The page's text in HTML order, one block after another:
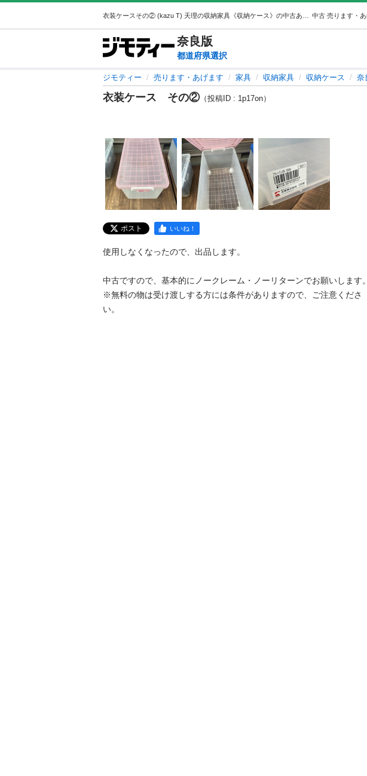
中古 売ります・
奈良版
都道府県選択
ジモティー 売ります・あげます 家具 収納家具 収納ケース 奈
衣装ケース その②（投稿ID : 1p17on）
ポスト いいね！
使用しなくなったので、出品します。
中古ですので、基本的にノークレーム・ノーリターンでお願いします。
※無料の物は受け渡しする方には条件がありますので、ご注意くださ
い。